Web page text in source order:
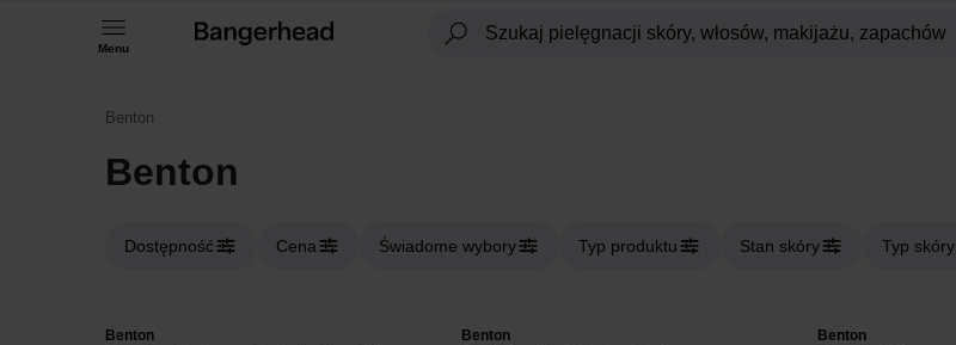
Menu
Benton
Benton
Dostępność Cena Świadome wybory Typ produktu Stan skóry Typ skóry
Benton Benton Benton